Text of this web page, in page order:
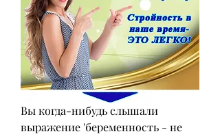
Вы когда-нибудь слышали
выражение 'беременность - не